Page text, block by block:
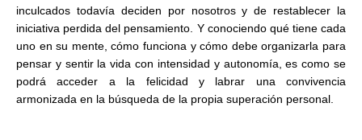
inculcados todavía deciden por nosotros y de restablecer la
iniciativa perdida del pensamiento. Y conociendo qué tiene cada
uno en su mente, cómo funciona y cómo debe organizarla para
pensar y sentir la vida con intensidad y autonomía, es como se
podrá acceder a la felicidad y labrar una convivencia
armonizada en la búsqueda de la propia superación personal.